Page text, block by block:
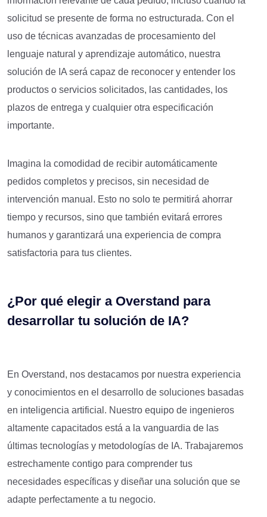
solicitud se presente de forma no estructurada. Con el
uso de técnicas avanzadas de procesamiento del
lenguaje natural y aprendizaje automático, nuestra
solución de IA será capaz de reconocer y entender los
productos o servicios solicitados, las cantidades, los
plazos de entrega y cualquier otra especificación
importante.
Imagina la comodidad de recibir automáticamente
pedidos completos y precisos, sin necesidad de
intervención manual. Esto no solo te permitirá ahorrar
tiempo y recursos, sino que también evitará errores
humanos y garantizará una experiencia de compra
satisfactoria para tus clientes.
¿Por qué elegir a Overstand para
desarrollar tu solución de IA?
En Overstand, nos destacamos por nuestra experiencia
y conocimientos en el desarrollo de soluciones basadas
en inteligencia artificial. Nuestro equipo de ingenieros
altamente capacitados está a la vanguardia de las
últimas tecnologías y metodologías de IA. Trabajaremos
estrechamente contigo para comprender tus
necesidades específicas y diseñar una solución que se
adapte perfectamente a tu negocio.